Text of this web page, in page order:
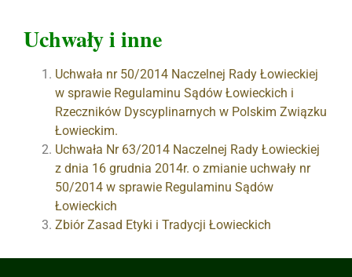
Uchwały i inne
Uchwała nr 50/2014 Naczelnej Rady Łowieckiej
w sprawie Regulaminu Sądów Łowieckich i
Rzeczników Dyscyplinarnych w Polskim Związku
Łowieckim.
Uchwała Nr 63/2014 Naczelnej Rady Łowieckiej
z dnia 16 grudnia 2014r. o zmianie uchwały nr
50/2014 w sprawie Regulaminu Sądów
Łowieckich
Zbiór Zasad Etyki i Tradycji Łowieckich